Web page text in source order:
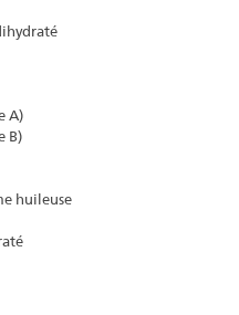
A)
B)
huileuse